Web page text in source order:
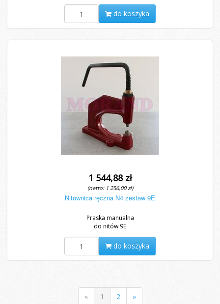
do koszyka
1 544,88 zł
(netto: 1 256,00 zł)
Nitownica ręczna N4 zestaw 9E
Praska manualna
do nitów 9E
do koszyka
« 1 2 »